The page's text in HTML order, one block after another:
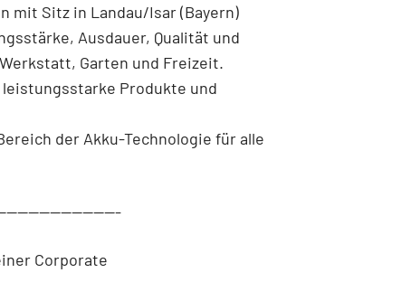
mit Sitz in Landau/Isar (Bayern)
Ausdauer, Qualität und
Garten und Freizeit.
Produkte und
der Akku-Technologie für alle
Corporate